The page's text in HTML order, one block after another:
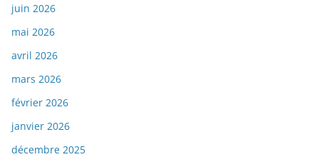
juin 2026
mai 2026
avril 2026
mars 2026
février 2026
janvier 2026
décembre 2025